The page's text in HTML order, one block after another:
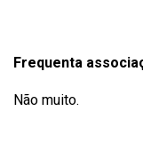
Frequenta
Não muito.